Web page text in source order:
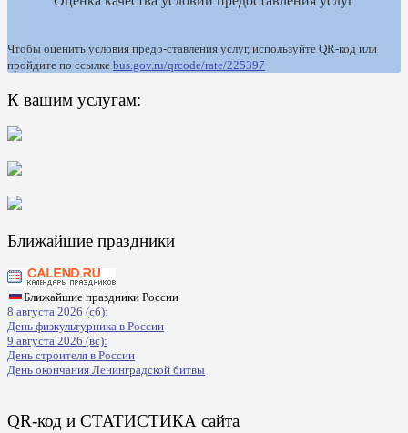
Чтобы оценить условия предо-ставления услуг, используйте QR-код или
пройдите по ссылке bus.gov.ru/qrcode/rate/225397
К вашим услугам:
Ближайшие праздники
Ближайшие праздники России
8 августа 2026 (сб):
День физкультурника в России
9 августа 2026 (вс):
День строителя в России
День окончания Ленинградской битвы
QR-код и СТАТИСТИКА сайта